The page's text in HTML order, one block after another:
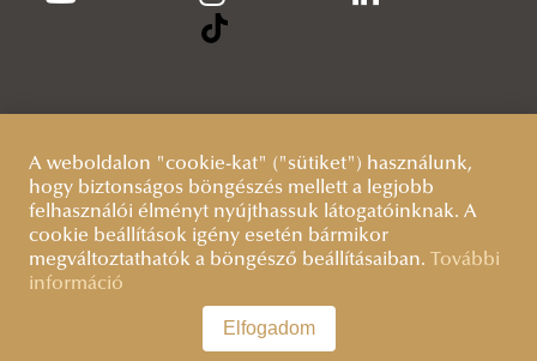
A weboldalon "cookie-kat" ("sütiket") használunk,
hogy biztonságos böngészés mellett a legjobb
felhasználói élményt nyújthassuk látogatóinknak. A
cookie beállítások igény esetén bármikor
megváltoztathatók a böngésző beállításaiban.
További
információ
Elfogadom